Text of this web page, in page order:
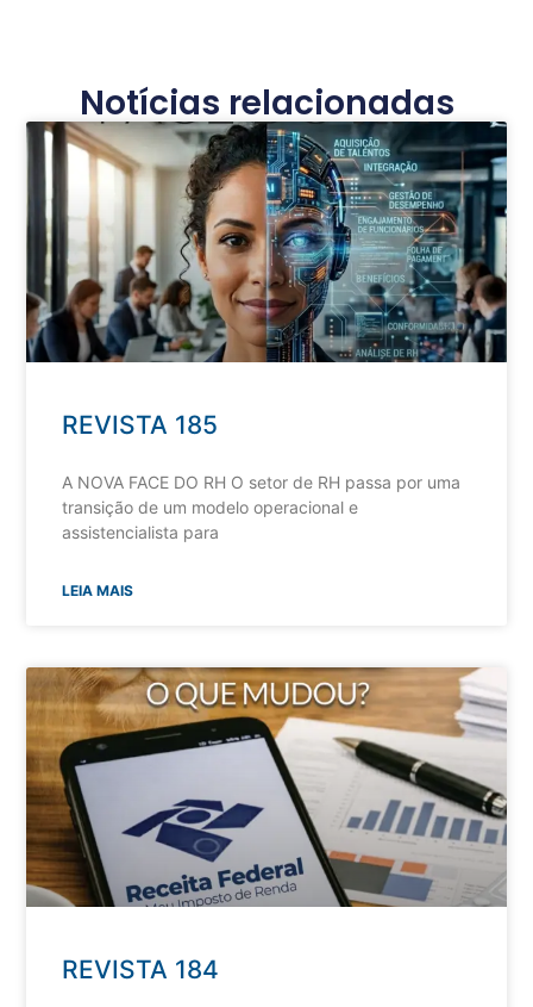
Notícias relacionadas
REVISTA 185
A NOVA FACE DO RH O setor de RH passa por uma
transição de um modelo operacional e
assistencialista para
LEIA MAIS
REVISTA 184